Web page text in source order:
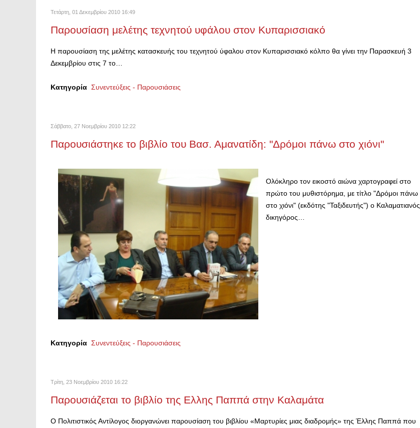
Τετάρτη, 01 Δεκεμβρίου 2010 16:49
Παρουσίαση μελέτης τεχνητού υφάλου στον Κυπαρισσιακό
Η παρουσίαση της μελέτης κατασκευής του τεχνητού ύφαλου στον Κυπαρισσιακό κόλπο θα γίνει την Παρασκευή 3
Δεκεμβρίου στις 7 το…
Κατηγορία Συνεντεύξεις - Παρουσιάσεις
Σάββατο, 27 Νοεμβρίου 2010 12:22
Παρουσιάστηκε το βιβλίο του Βασ. Αμανατίδη: "Δρόμοι πάνω στο χιόνι"
Ολόκληρο τον εικοστό αιώνα χαρτογραφεί στο
πρώτο του μυθιστόρημα, με τίτλο "Δρόμοι πάνω
στο χιόνι" (εκδότης "Ταξιδευτής") ο Καλαματιανός
δικηγόρος…
Κατηγορία Συνεντεύξεις - Παρουσιάσεις
Τρίτη, 23 Νοεμβρίου 2010 16:22
Παρουσιάζεται το βιβλίο της Ελλης Παππά στην Καλαμάτα
Ο Πολιτιστικός Αντίλογος διοργανώνει παρουσίαση του βιβλίου «Μαρτυρίες μιας διαδρομής» της Έλλης Παππά που